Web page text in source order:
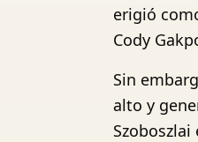
erigió
Cody
Sin
alto y